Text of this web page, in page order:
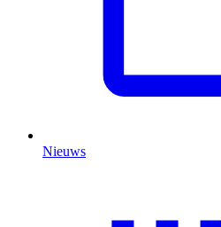
Nieuws